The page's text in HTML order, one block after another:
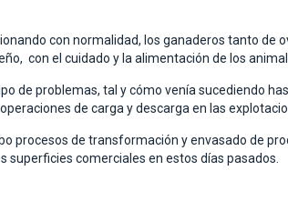
con normalidad, los ganaderos tanto de
con el cuidado y la alimentación de los
de problemas, tal y cómo venía sucediendo
de carga y descarga en las
procesos de transformación y envasado de
comerciales en estos días pasados.